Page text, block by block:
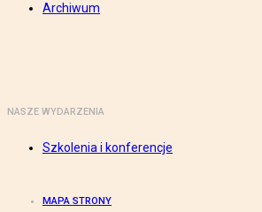
Archiwum
NASZE WYDARZENIA
Szkolenia i konferencje
MAPA STRONY